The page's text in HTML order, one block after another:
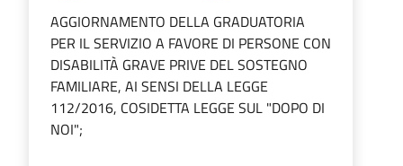
AGGIORNAMENTO DELLA GRADUATORIA
PER IL SERVIZIO A FAVORE DI PERSONE CON
DISABILITÀ GRAVE PRIVE DEL SOSTEGNO
FAMILIARE, AI SENSI DELLA LEGGE
112/2016, COSIDETTA LEGGE SUL "DOPO DI
NOI";